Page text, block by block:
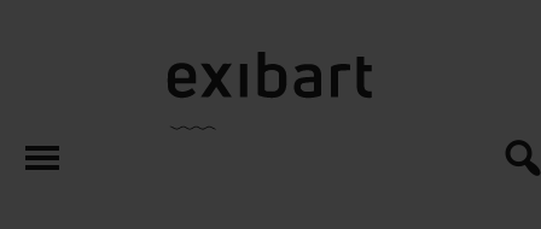
exibart.es